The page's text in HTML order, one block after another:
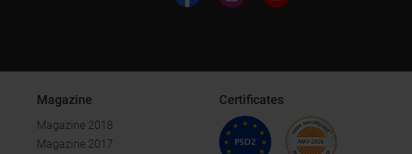
Magazine
Magazine 2018
Magazine 2017
Certificates